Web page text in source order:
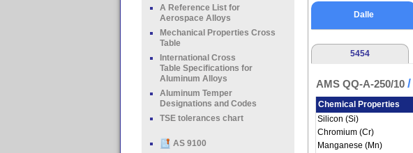
A Reference List for
Aerospace Alloys
Mechanical Properties Cross
Table
International Cross
Table Specifications for
Aluminum Alloys
Aluminum Temper
Designations and Codes
TSE tolerances chart
AS 9100
Dalle
5454
AMS QQ-A-250/10 /
Chemical Properties
Silicon (Si)
Chromium (Cr)
Manganese (Mn)